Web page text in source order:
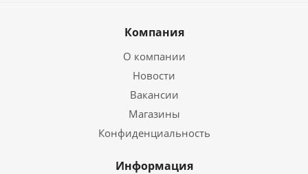
Компания
О компании
Новости
Вакансии
Магазины
Конфиденциальность
Информация